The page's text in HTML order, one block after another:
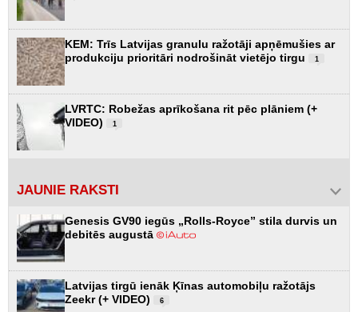
KEM: Trīs Latvijas granulu ražotāji apņēmušies ar
produkciju prioritāri nodrošināt vietējo tirgu
1
LVRTC: Robežas aprīkošana rit pēc plāniem (+
VIDEO)
1
JAUNIE RAKSTI
Genesis GV90 iegūs „Rolls-Royce” stila durvis un
debitēs augustā
Latvijas tirgū ienāk Ķīnas automobiļu ražotājs
Zeekr (+ VIDEO)
6